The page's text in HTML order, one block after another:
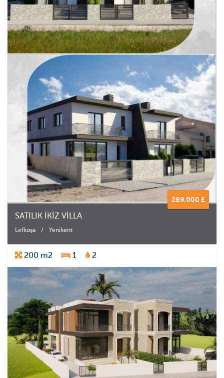
289,000 £
SATILIK İKİZ VİLLA
Lefkoşa / Yenikent
200 m2 1 2